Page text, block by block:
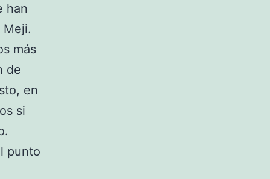
han
Meji.
más
de
en
si
punto